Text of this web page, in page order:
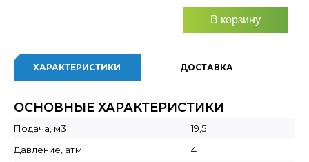
В корзину
ХАРАКТЕРИСТИКИ ДОСТАВКА
ОСНОВНЫЕ ХАРАКТЕРИСТИКИ
Подача, м3
19,5
Давление, атм.
4